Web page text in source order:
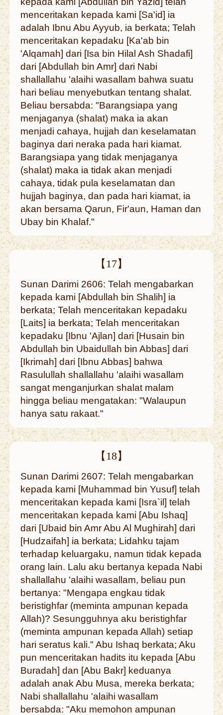
menceritakan kepada kami [Sa'id] ia
adalah Ibnu Abu Ayyub, ia berkata; Telah
menceritakan kepadaku [Ka'ab bin
'Alqamah] dari [Isa bin Hilal Ash Shadafi]
dari [Abdullah bin Amr] dari Nabi
shallallahu 'alaihi wasallam bahwa suatu
hari beliau menyebutkan tentang shalat.
Beliau bersabda: "Barangsiapa yang
menjaganya (shalat) maka ia akan
menjadi cahaya, hujjah dan keselamatan
baginya dari neraka pada hari kiamat.
Barangsiapa yang tidak menjaganya
(shalat) maka ia tidak akan menjadi
cahaya, tidak pula keselamatan dan
hujjah baginya, dan pada hari kiamat, ia
akan bersama Qarun, Fir'aun, Haman dan
Ubay bin Khalaf."
【17】
Sunan Darimi 2606: Telah mengabarkan
kepada kami [Abdullah bin Shalih] ia
berkata; Telah menceritakan kepadaku
[Laits] ia berkata; Telah menceritakan
kepadaku [Ibnu 'Ajlan] dari [Husain bin
Abdullah bin Ubaidullah bin Abbas] dari
[Ikrimah] dari [Ibnu Abbas] bahwa
Rasulullah shallallahu 'alaihi wasallam
sangat menganjurkan shalat malam
hingga beliau mengatakan: "Walaupun
hanya satu rakaat."
【18】
Sunan Darimi 2607: Telah mengabarkan
kepada kami [Muhammad bin Yusuf] telah
menceritakan kepada kami [Isra`il] telah
menceritakan kepada kami [Abu Ishaq]
dari [Ubaid bin Amr Abu Al Mughirah] dari
[Hudzaifah] ia berkata; Lidahku tajam
terhadap keluargaku, namun tidak kepada
orang lain. Lalu aku bertanya kepada Nabi
shallallahu 'alaihi wasallam, beliau pun
bertanya: "Mengapa engkau tidak
beristighfar (meminta ampunan kepada
Allah)? Sesungguhnya aku beristighfar
(meminta ampunan kepada Allah) setiap
hari seratus kali." Abu Ishaq berkata; Aku
pun menceritakan hadits itu kepada [Abu
Buradah] dan [Abu Bakr] keduanya
adalah anak Abu Musa, mereka berkata;
Nabi shallallahu 'alaihi wasallam
bersabda: "Aku memohon ampunan